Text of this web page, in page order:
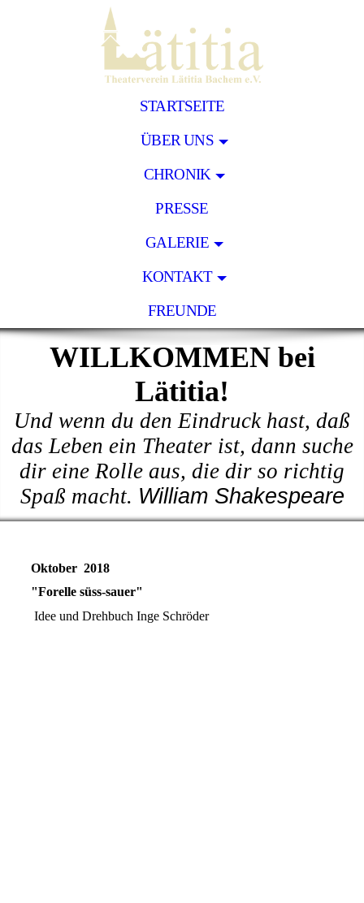
STARTSEITE
ÜBER UNS
CHRONIK
PRESSE
GALERIE
KONTAKT
FREUNDE
WILLKOMMEN bei
Lätitia!
Und wenn du den Eindruck hast, daß
das Leben ein Theater ist, dann suche
dir eine Rolle aus, die dir so richtig
Spaß macht. William Shakespeare
Oktober 2018
"Forelle süss-sauer"
Idee und Drehbuch Inge Schröder